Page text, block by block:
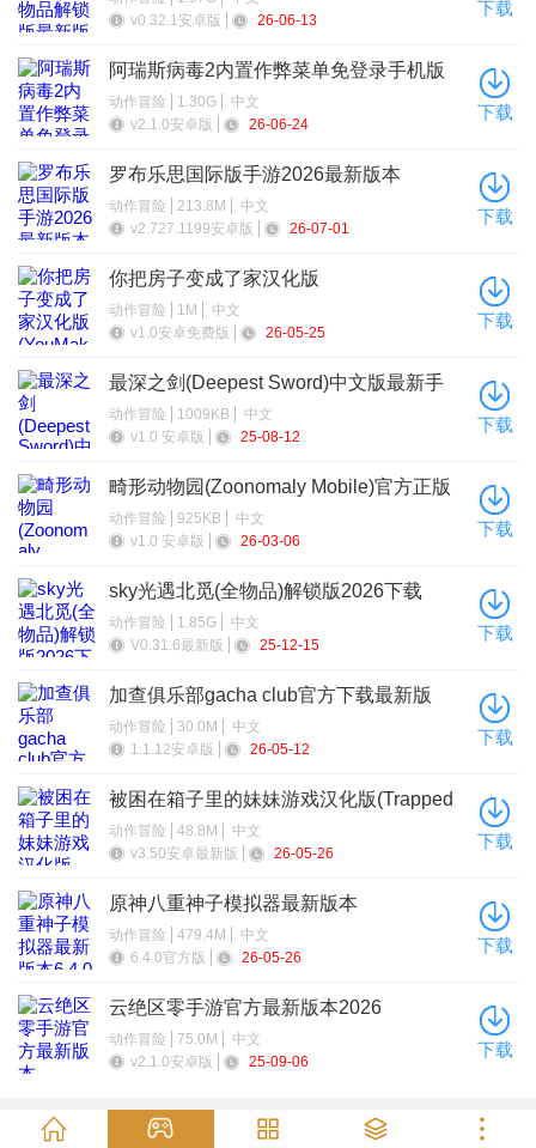
v0.32.1安卓版
26-06-13
下载
阿瑞斯病毒2内置作弊菜单免登录手机版
动作冒险 1.30G
中文
v2.1.0安卓版
26-06-24
下载
罗布乐思国际版手游2026最新版本
动作冒险 213.8M
中文
v2.727.1199安卓版
26-07-01
下载
你把房子变成了家汉化版
(YouMakeThisHouseaHome)
动作冒险 1M
中文
v1.0安卓免费版
26-05-25
下载
最深之剑(Deepest Sword)中文版最新手
机版
动作冒险 1009KB
中文
v1.0 安卓版
25-08-12
下载
畸形动物园(Zoonomaly Mobile)官方正版
手机版
动作冒险 925KB
中文
v1.0 安卓版
26-03-06
下载
sky光遇北觅(全物品)解锁版2026下载
动作冒险 1.85G
中文
V0.31.6最新版
25-12-15
下载
加查俱乐部gacha club官方下载最新版
动作冒险 30.0M
中文
1.1.12安卓版
26-05-12
下载
被困在箱子里的妹妹游戏汉化版(Trapped
Girls)
动作冒险 48.8M
中文
v3.50安卓最新版
26-05-26
下载
原神八重神子模拟器最新版本
动作冒险 479.4M
中文
6.4.0官方版
26-05-26
下载
云绝区零手游官方最新版本2026
动作冒险 75.0M
中文
v2.1.0安卓版
25-09-06
下载